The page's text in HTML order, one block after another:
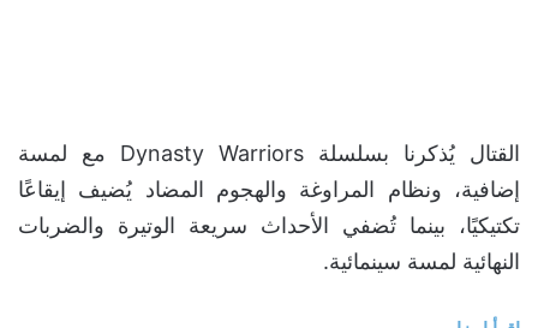
القتال يُذكرنا بسلسلة Dynasty Warriors مع لمسة
إضافية، ونظام المراوغة والهجوم المضاد يُضيف إيقاعًا
تكتيكيًا، بينما تُضفي الأحداث سريعة الوتيرة والضربات
النهائية لمسة سينمائية.